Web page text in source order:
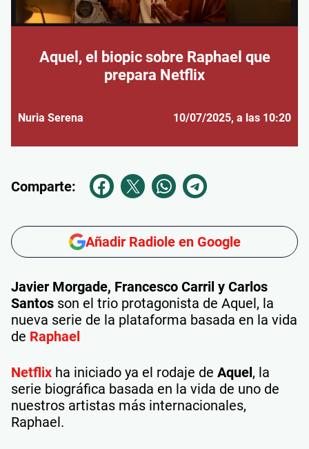
Aquel, el biopic sobre Raphael que
prepara Netflix
Nuria Serena 10/07/2025, a las 10:20
Comparte:
Añadir Radiole en Google
Javier Morgade, Francesco Carril y Carlos
Santos son el trio protagonista de Aquel, la
nueva serie de la plataforma basada en la vida
de Raphael
Netflix ha iniciado ya el rodaje de Aquel, la
serie biográfica basada en la vida de uno de
nuestros artistas más internacionales,
Raphael.